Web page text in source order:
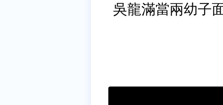
吳龍滿當兩幼子